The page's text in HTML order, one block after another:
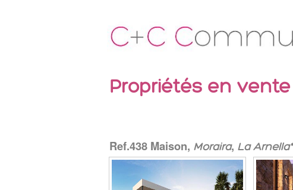
Propriétés en vente
Ref.438 Maison, Moraira, La Arnella*